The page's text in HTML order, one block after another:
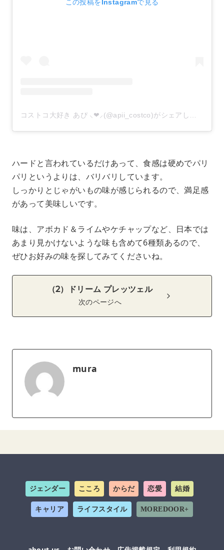
この投稿をInstagramで見る
コストコ大好き あぴ ⸜❤︎⸝‍(@apii_costco)がシェアした投稿
ハードと言われているだけあって、食感は硬めでパリ
パリというよりは、バリバリしています。
しっかりとじゃがいもの味が感じられるので、満足感
があって美味しいです。
味は、アボカド＆ライムやケチャップなど、日本では
あまり見かけないような味も含めて6種類あるので、
ぜひお好みの味を探してみてくださいね。
（2）ドリーム プレッツェル
次のページへ
mura
ジェンダー こころ からだ 恋愛 結婚
キャリア ライフスタイル MOREDOOR+